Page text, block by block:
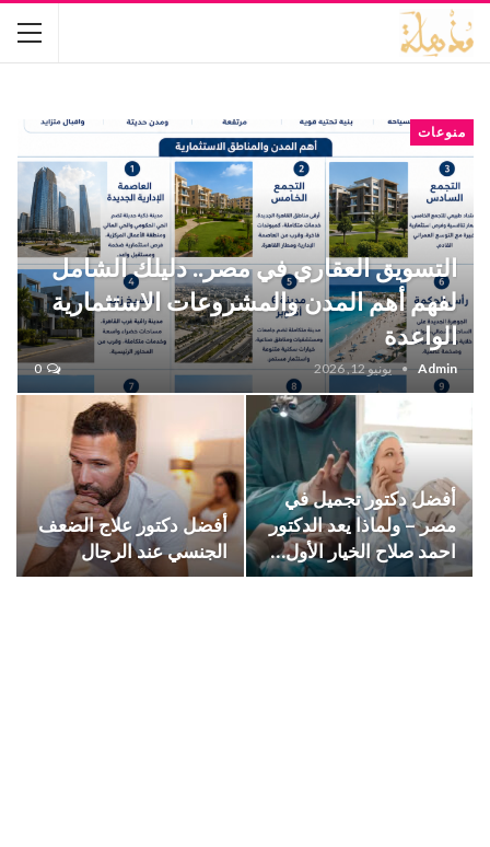
منوعات
التسويق العقاري في مصر.. دليلك الشامل
لفهم أهم المدن والمشروعات الاستثمارية
الواعدة
Admin يونيو 12, 2026 0
أفضل دكتور تجميل في
مصر – ولماذا يعد الدكتور
احمد صلاح الخيار الأول…
أفضل دكتور علاج الضعف
الجنسي عند الرجال